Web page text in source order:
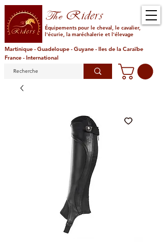
TheRiders
Équipements pour le cheval, le cavalier,
l'écurie, la maréchalerie et l'élevage
Martinique - Guadeloupe - Guyane - Iles de la Caraïbe
France - International